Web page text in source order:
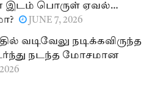
இடம் பொருள் ஏவல்…
JUNE 7, 2026
வடிவேலு நடிக்கவிருந்த
நடந்த மோசமான